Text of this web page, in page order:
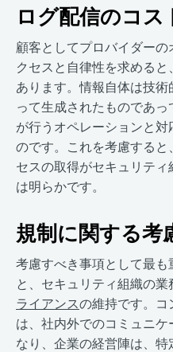
ログ配信のコス
顧客としてプロバイダー
クセスと自律性を求める
あります。情報自体は技
って生成されたものであ
が行うオペレーションと
のです。これを考慮する
セスの取得がセキュリテ
は明らかです。
規制に関する考
考慮すべき事項として最
と、セキュリティ組織の
ライアンスの維持です。コ
は、社内外でのコミュニ
なり、企業の経営陣は、